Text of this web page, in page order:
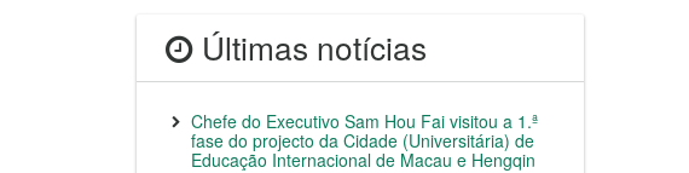
Últimas notícias
Chefe do Executivo Sam Hou Fai visitou a 1.ª
fase do projecto da Cidade (Universitária) de
Educação Internacional de Macau e Hengqin